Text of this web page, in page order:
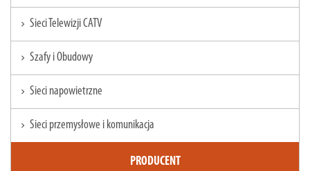
chevron_right Sieci Telewizji CATV
chevron_right Szafy i Obudowy
chevron_right Sieci napowietrzne
chevron_right Sieci przemysłowe i komunikacja
PRODUCENT